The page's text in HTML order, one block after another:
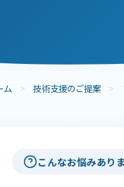
ム > 技術支援のご提案 >
こんなお悩みあり